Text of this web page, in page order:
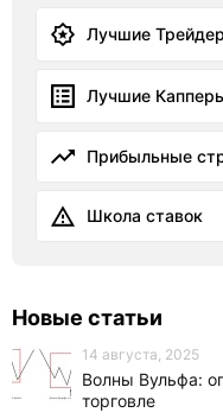
Лучшие
Лучшие
Прибыльные
Школа ставок
Новые статьи
14 августа, 2025
Волны Вульфа:
торговле